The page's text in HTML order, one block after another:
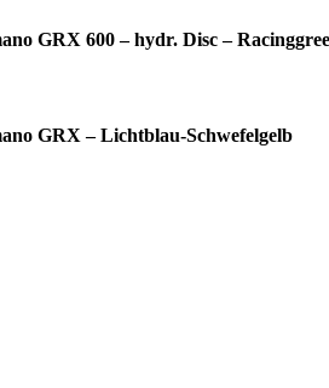
GRX 600 – hydr. Disc –
GRX – Lichtblau-Schwefelgelb